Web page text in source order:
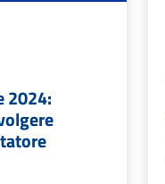
2024: